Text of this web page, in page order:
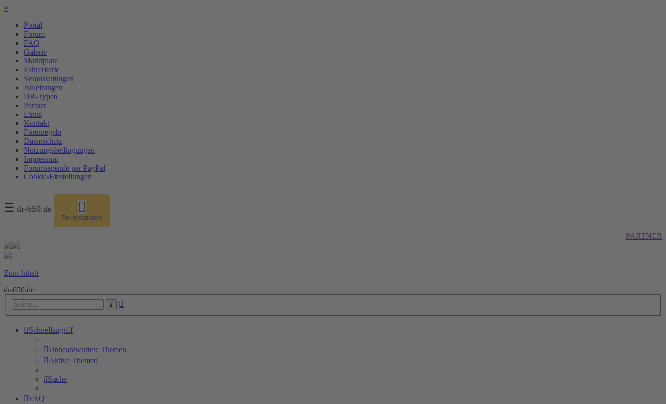
×
Portal
Forum
FAQ
Galerie
Marktplatz
Fahrerkarte
Veranstaltungen
Anleitungen
DR-Typen
Partner
Links
Kontakt
Forenregeln
Datenschutz
Nutzungsbedingungen
Impressum
Forumsspende per PayPal
Cookie-Einstellungen
☰ dr-650.de
Forumsspende
PARTNER
Zum Inhalt
dr-650.de
Suche
Schnellzugriff
Unbeantwortete Themen
Aktive Themen
Suche
FAQ